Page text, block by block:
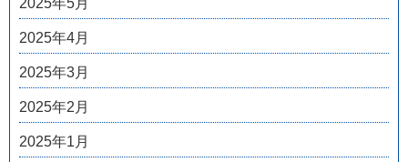
2025年5月
2025年4月
2025年3月
2025年2月
2025年1月